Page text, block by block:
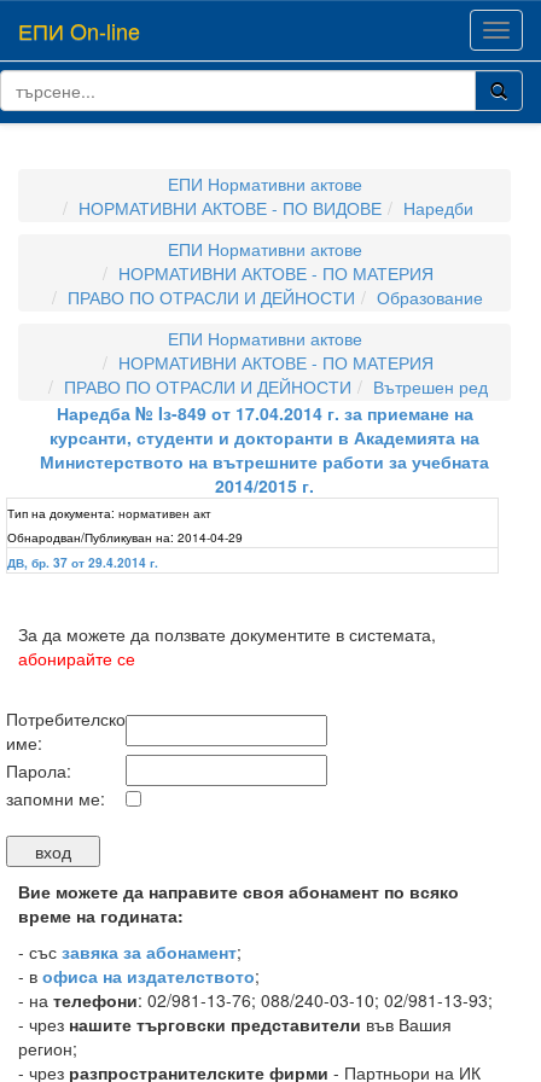
ЕПИ On-line
ЕПИ Нормативни актове
НОРМАТИВНИ АКТОВЕ - ПО ВИДОВЕ
Наредби
ЕПИ Нормативни актове
НОРМАТИВНИ АКТОВЕ - ПО МАТЕРИЯ
ПРАВО ПО ОТРАСЛИ И ДЕЙНОСТИ
Образование
ЕПИ Нормативни актове
НОРМАТИВНИ АКТОВЕ - ПО МАТЕРИЯ
ПРАВО ПО ОТРАСЛИ И ДЕЙНОСТИ
Вътрешен ред
Наредба № Iз-849 от 17.04.2014 г. за приемане на
курсанти, студенти и докторанти в Академията на
Министерството на вътрешните работи за учебната
2014/2015 г.
Тип на документа: нормативен акт
Обнародван/Публикуван на: 2014-04-29
ДВ, бр. 37 от 29.4.2014 г.
За да можете да ползвате документите в системата,
абонирайте се
Потребителско
име:
Парола:
запомни ме:
Вие можете да направите своя абонамент по всяко
време на годината:
- със завяка за абонамент;
- в офиса на издателството;
- на телефони: 02/981-13-76; 088/240-03-10; 02/981-13-93;
- чрез нашите търговски представители във Вашия
регион;
- чрез разпространителските фирми - Партньори на ИК